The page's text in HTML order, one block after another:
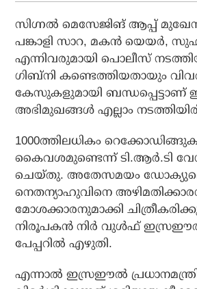
സിഗ്നല്‍ മെസേജിങ് ആപ്പ്
പങ്കാളി സാറ, മകന്‍ യെയര്‍,
എന്നിവരുമായി പൊലീസ്
ഗിബ്നി കണ്ടെത്തിയതായും
കേസുകളുമായി
അഭിമുഖങ്ങള്‍ എല്ലാം
1000ത്തിലധികം
കൈവശമുണ്ടെന്ന് ടി.ആര്‍.ടി
ചെയ്തു. അതേസമയം
നെതന്യാഹുവിനെ
മോശക്കാരനുമാക്കി
നിരൂപകന്‍ നിര്‍ വുള്‍ഫ്
പേപ്പറില്‍ എഴുതി.
എന്നാല്‍ ഇസ്രഈല്‍